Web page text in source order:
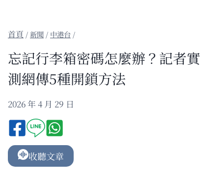
/新聞 / 中港台 /
忘記行李箱密碼怎麼辦？記者實
測網傳5種開鎖方法
2026 年 4 月 29 日
收聽文章